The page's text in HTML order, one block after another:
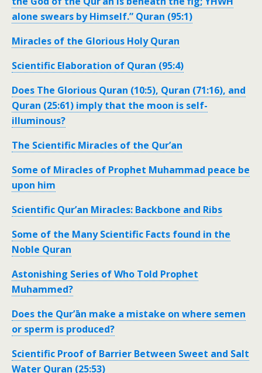
alone swears by Himself.” Quran (95:1)
Miracles of the Glorious Holy Quran
Scientific Elaboration of Quran (95:4)
Does The Glorious Quran (10:5), Quran (71:16), and
Quran (25:61) imply that the moon is self-
illuminous?
The Scientific Miracles of the Qur’an
Some of Miracles of Prophet Muhammad peace be
upon him
Scientific Qur’an Miracles: Backbone and Ribs
Some of the Many Scientific Facts found in the
Noble Quran
Astonishing Series of Who Told Prophet
Muhammed?
Does the Qur’ān make a mistake on where semen
or sperm is produced?
Scientific Proof of Barrier Between Sweet and Salt
Water Quran (25:53)